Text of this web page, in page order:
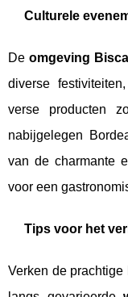
Culturele
De omgeving
diverse
verse producten
nabijgelegen
van de charmante
voor een
Tips voor het
Verken de